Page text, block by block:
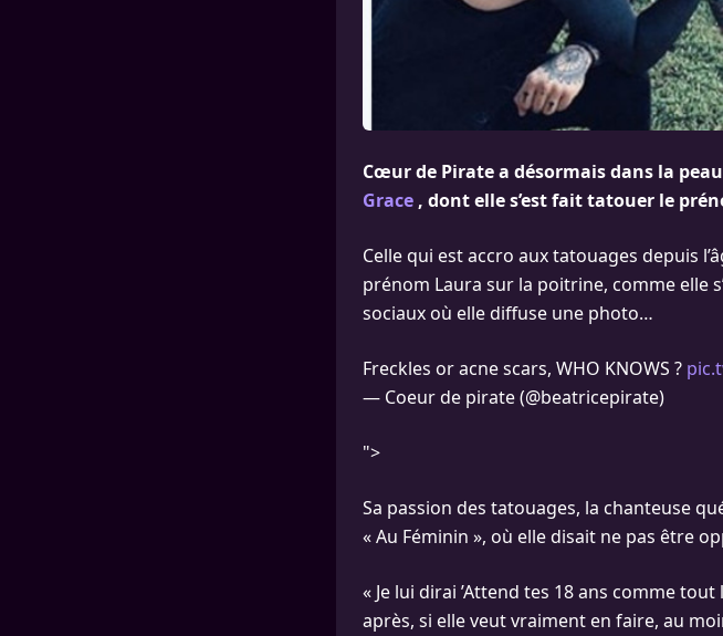
Cœur de Pirate a désormais dans la
Grace, dont elle s’est fait tatouer le
Celle qui est accro aux tatouages depuis
prénom Laura sur la poitrine, comme elle
sociaux où elle diffuse une photo…
Freckles or acne scars, WHO KNOWS ?
— Coeur de pirate (@beatricepirate)
">
Sa passion des tatouages, la chanteuse
« Au Féminin », où elle disait ne pas être
« Je lui dirai ’Attend tes 18 ans comme tout
après, si elle veut vraiment en faire, au